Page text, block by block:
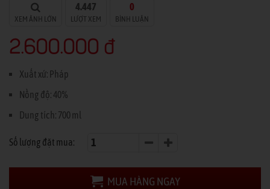
XEM ẢNH LỚN
4.447
LƯỢT XEM
0
BÌNH LUẬN
2.600.000 đ
Xuất xứ: Pháp
Nồng độ: 40%
Dung tích: 700 ml
Số lượng đặt mua:
MUA HÀNG NGAY